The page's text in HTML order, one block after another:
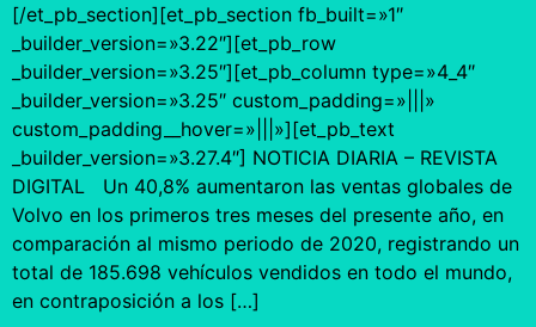
[/et_pb_section][et_pb_section fb_built=»1″
_builder_version=»3.22″][et_pb_row
_builder_version=»3.25″][et_pb_column type=»4_4″
_builder_version=»3.25″ custom_padding=»|||»
custom_padding__hover=»|||»][et_pb_text
_builder_version=»3.27.4″] NOTICIA DIARIA – REVISTA
DIGITAL Un 40,8% aumentaron las ventas globales de
Volvo en los primeros tres meses del presente año, en
comparación al mismo periodo de 2020, registrando un
total de 185.698 vehículos vendidos en todo el mundo,
en contraposición a los […]